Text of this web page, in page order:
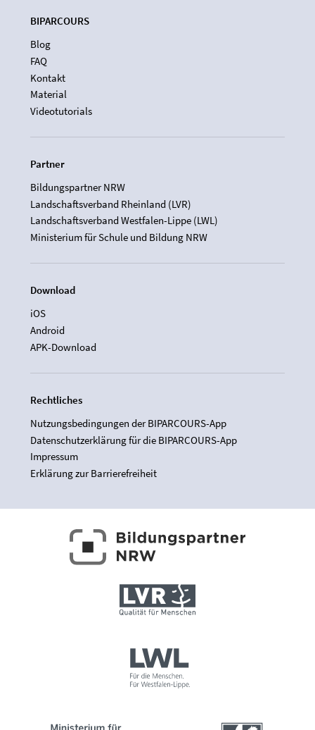
BIPARCOURS
Blog
FAQ
Kontakt
Material
Videotutorials
Partner
Bildungspartner NRW
Landschaftsverband Rheinland (LVR)
Landschaftsverband Westfalen-Lippe (LWL)
Ministerium für Schule und Bildung NRW
Download
iOS
Android
APK-Download
Rechtliches
Nutzungsbedingungen der BIPARCOURS-App
Datenschutzerklärung für die BIPARCOURS-App
Impressum
Erklärung zur Barrierefreiheit